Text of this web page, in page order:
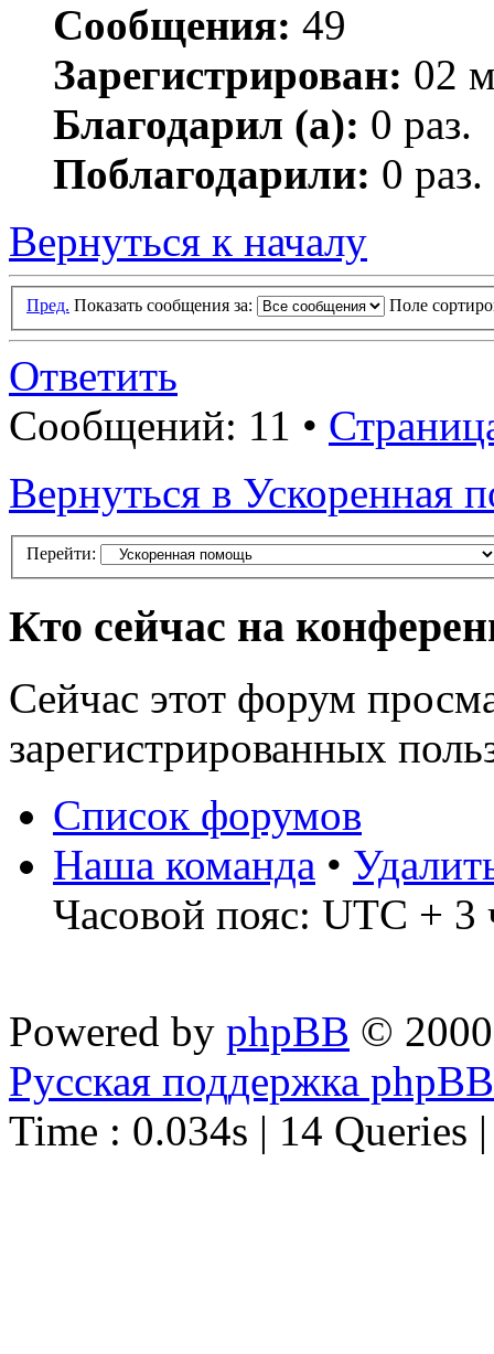
Сообщения: 49
Зарегистрирован: 02
Благодарил (а): 0 раз.
Поблагодарили: 0 раз.
Вернуться к началу
Пред. Показать сообщения за: Поле
Ответить
Сообщений: 11 •
Вернуться в Ускоренная
Перейти:
Кто сейчас на
Сейчас этот форум
зарегистрированных
Список форумов
Наша команда •
Часовой пояс: UTC + 3
Powered by phpBB ©
Русская поддержка phpBB
Time : 0.034s | 14 Queries